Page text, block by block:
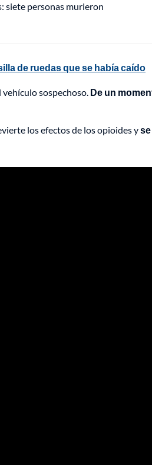
siete personas murieron
de ruedas que se había caído
vehículo sospechoso. De un
los efectos de los opioides y